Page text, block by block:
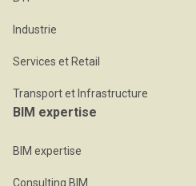
Industrie
Services et Retail
Transport et Infrastructure
BIM expertise
BIM expertise
Consulting BIM